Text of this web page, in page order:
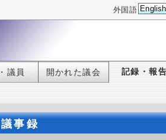
外国語 English
議員 開かれた議会 記録・報告
事録